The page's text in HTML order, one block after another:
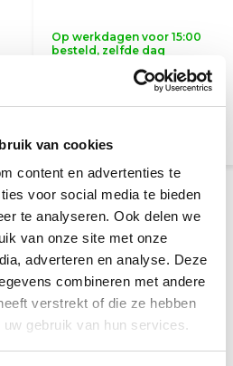
van cookies
content en advertenties te
voor social media te bieden
te analyseren. Ook delen we
van onze site met onze
adverteren en analyse. Deze
combineren met andere
verstrekt of die ze hebben
gebruik van hun services.
Op werkdagen voor 15:00
besteld, zelfde dag
Veiligheidshesje paars
-43%
AANBIEDING -43%
AANBIEDING